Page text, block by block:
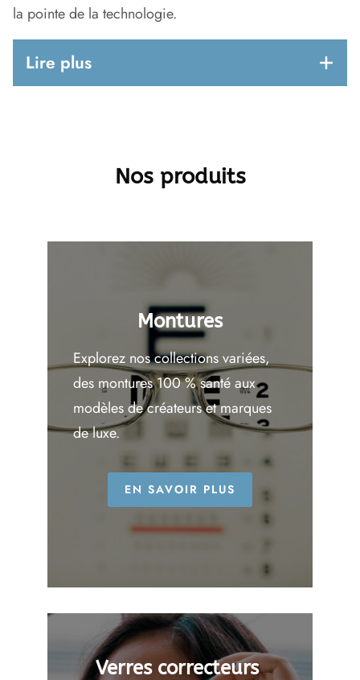
la pointe de la technologie.
Lire plus
autres appareils adaptés à vos besoins.
troubles auditifs tels que les acouphènes, la
surdité et les vertiges grâce à des ressources
claires et détaillées.
Nos produits
Montures
Explorez nos collections variées,
des montures 100 % santé aux
modèles de créateurs et marques
de luxe.
EN SAVOIR PLUS
Verres correcteurs